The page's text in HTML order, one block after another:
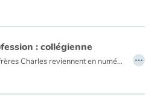
: collégienne
Marion et son frères Charles reviennent en numérique, chic ! Avec ce recueil de 12 nouvelles génialement illustrées par Catel, BD : lire rime avec rire.
…